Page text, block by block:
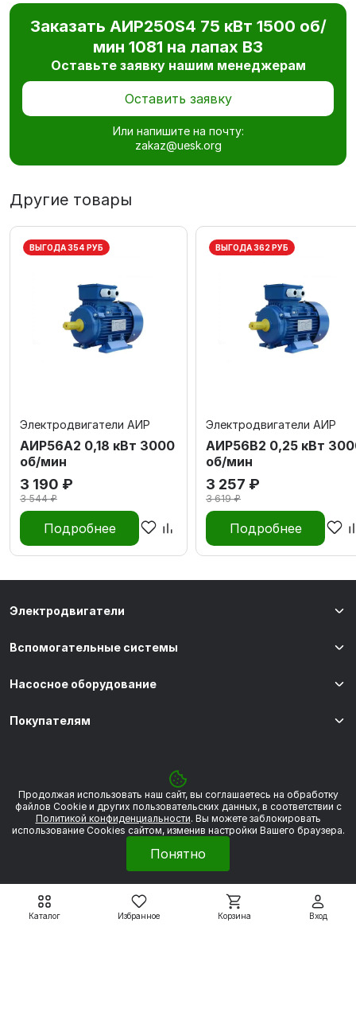
Каталог Избранное Корзина Вход
Заказать АИР250S4 75 кВт 1500 об/
мин 1081 на лапах В3
Оставьте заявку нашим менеджерам
Оставить заявку
Или напишите на почту:
zakaz@uesk.org
Другие товары
ВЫГОДА 354 РУБ
Электродвигатели АИР
АИР56А2 0,18 кВт 3000
об/мин
3 190 ₽
3 544 ₽
Подробнее
ВЫГОДА 362 РУБ
Электродвигатели АИР
АИР56В2 0,25 кВт
об/мин
3 257 ₽
3 619 ₽
Подробнее
© 2026 «УЭСК-ТЕХНОЛОГИИ»
Электродвигатели
Вспомогательные системы
Насосное оборудование
Покупателям
Режим работы
г. Екатеринбург с 09:00 до 18:00
Продолжая использовать наш сайт, вы соглашаетесь на обработку
файлов Сookie и других пользовательских данных, в соответствии с
Политикой конфиденциальности. Вы можете заблокировать
использование Cookies сайтом, изменив настройки Вашего браузера.
Понятно